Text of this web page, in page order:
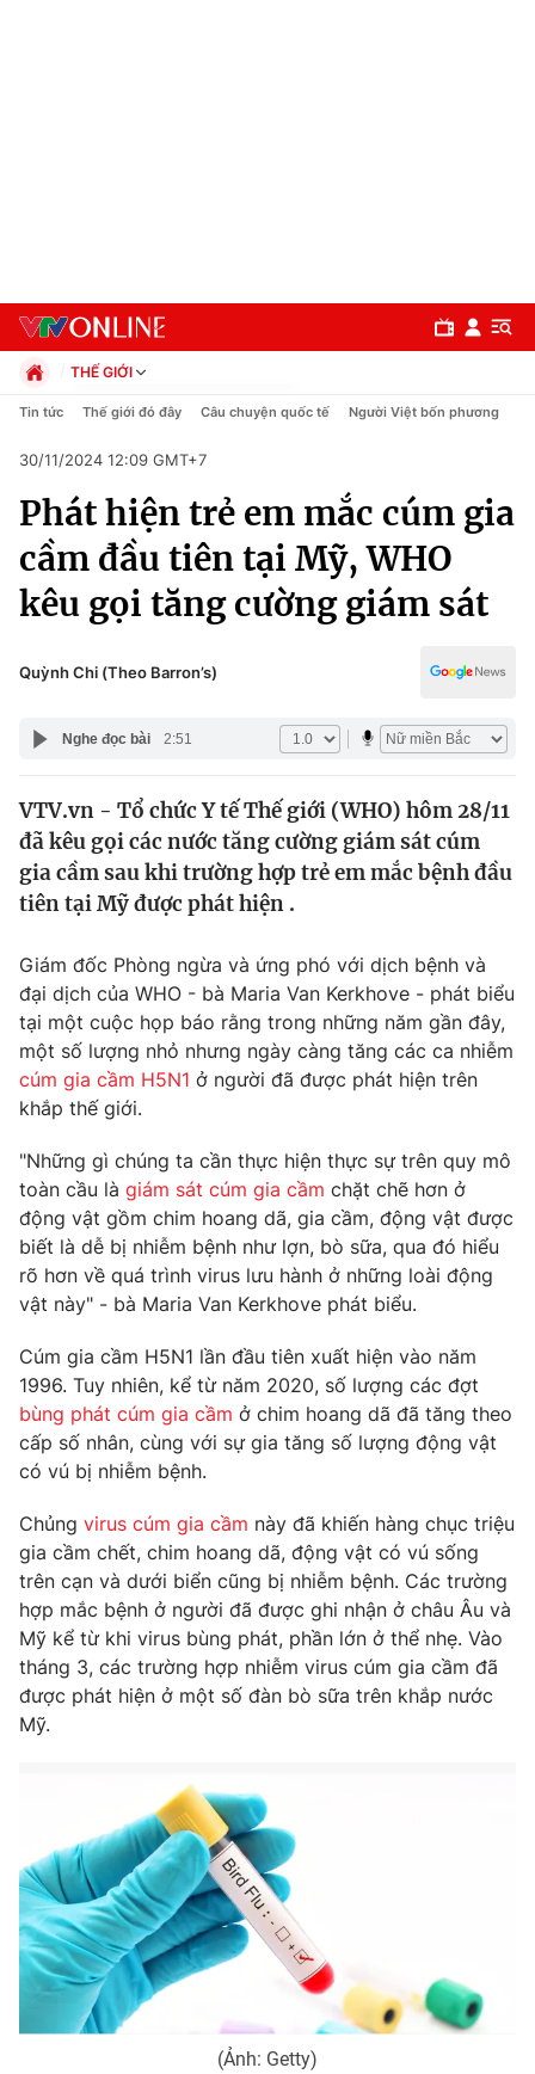
Chuyên mục
Chính trị
Xã hội
Pháp luật
Y tế
Thế giới
Tin tức
Thế giới đó đây
Câu chuyện quốc tế
Kinh tế
Thị trường
Góc doanh nghiệp
Dữ liệu và đời sống
Truyền hình
Phim VTV
Hậu trường
Nhân vật
Khán giả
Giải sao mai
Giải trí
Âm nhạc
Sao
Đời sống
Du lịch
Làm đẹp
Chất lượng cuộc sống
Giáo dục
Tuyển sinh
Công nghệ
Hitech Công nghệ tương lai
Sản phẩm
Thị trường
Giao lưu trực tuyến
Lịch phát sóng
Chuyên mục khác
Emagazine Podcast
Photo Infographic
Video
VTV Sức khoẻ Bất động sản
Thị trường 24h Tấm lòng Việt
VTV4 Vươn mình bằng AI
VTV8
THẾ GIỚI
Chính trị
Pháp luật
Kinh tế
Thể thao
Truyền hình
Văn hóa - Giải trí
Y tế
Công nghệ
Tin tức Thế giới đó đây Câu chuyện quốc tế Người Việt bốn phương
30/11/2024 12:09 GMT+7
Phát hiện trẻ em mắc cúm gia
cầm đầu tiên tại Mỹ, WHO
kêu gọi tăng cường giám sát
Quỳnh Chi (Theo Barron’s)
Nghe đọc bài 2:51
VTV.vn - Tổ chức Y tế Thế giới (WHO) hôm 28/11
đã kêu gọi các nước tăng cường giám sát cúm
gia cầm sau khi trường hợp trẻ em mắc bệnh đầu
tiên tại Mỹ được phát hiện .
Giám đốc Phòng ngừa và ứng phó với dịch bệnh và
đại dịch của WHO - bà Maria Van Kerkhove - phát biểu
tại một cuộc họp báo rằng trong những năm gần đây,
một số lượng nhỏ nhưng ngày càng tăng các ca nhiễm
cúm gia cầm H5N1 ở người đã được phát hiện trên
khắp thế giới.
"Những gì chúng ta cần thực hiện thực sự trên quy mô
toàn cầu là giám sát cúm gia cầm chặt chẽ hơn ở
động vật gồm chim hoang dã, gia cầm, động vật được
biết là dễ bị nhiễm bệnh như lợn, bò sữa, qua đó hiểu
rõ hơn về quá trình virus lưu hành ở những loài động
vật này" - bà Maria Van Kerkhove phát biểu.
Cúm gia cầm H5N1 lần đầu tiên xuất hiện vào năm
1996. Tuy nhiên, kể từ năm 2020, số lượng các đợt
bùng phát cúm gia cầm ở chim hoang dã đã tăng theo
cấp số nhân, cùng với sự gia tăng số lượng động vật
có vú bị nhiễm bệnh.
Chủng virus cúm gia cầm này đã khiến hàng chục triệu
gia cầm chết, chim hoang dã, động vật có vú sống
trên cạn và dưới biển cũng bị nhiễm bệnh. Các trường
hợp mắc bệnh ở người đã được ghi nhận ở châu Âu và
Mỹ kể từ khi virus bùng phát, phần lớn ở thể nhẹ. Vào
tháng 3, các trường hợp nhiễm virus cúm gia cầm đã
được phát hiện ở một số đàn bò sữa trên khắp nước
Mỹ.
(Ảnh: Getty)